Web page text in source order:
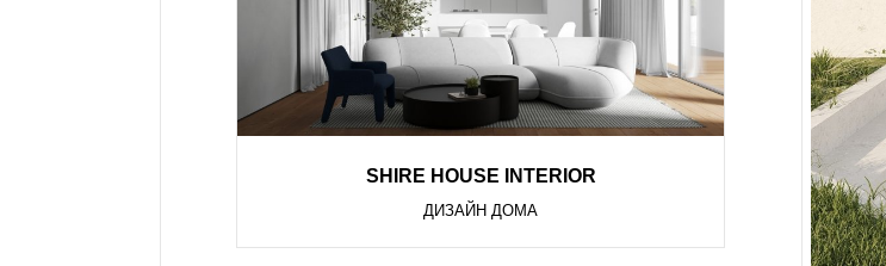
SHIRE HOUSE INTERIOR
ДИЗАЙН ДОМА